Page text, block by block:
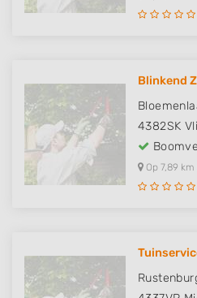
Blinkend
4382SK
Op 7,89